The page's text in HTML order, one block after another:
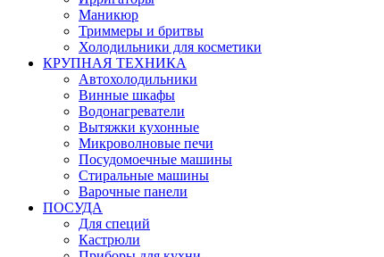
Маникюр
Триммеры и бритвы
Холодильники для косметики
КРУПНАЯ ТЕХНИКА
Автохолодильники
Винные шкафы
Водонагреватели
Вытяжки кухонные
Микроволновые печи
Посудомоечные машины
Стиральные машины
Варочные панели
ПОСУДА
Для специй
Кастрюли